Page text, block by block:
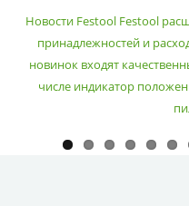
Новости Festool Festool
принадлежностей и
новинок входят
числе индикатор